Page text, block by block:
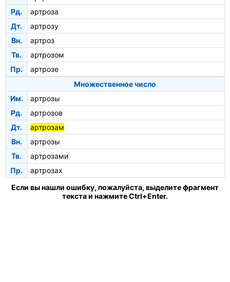
Рд.
артроза
Дт.
артрозу
Вн.
артроз
Тв.
артрозом
Пр.
артрозе
Множественное число
Им.
артрозы
Рд.
артрозов
Дт.
артрозам
Вн.
артрозы
Тв.
артрозами
Пр.
артрозах
Если вы нашли ошибку, пожалуйста, выделите фрагмент
текста и нажмите Ctrl+Enter.